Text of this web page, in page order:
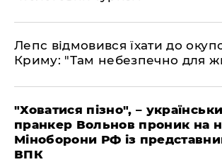
Лепс відмовився їхати до
Криму: "Там небезпечно для
"Ховатися пізно", –
пранкер Вольнов проник на
Міноборони РФ із
ВПК